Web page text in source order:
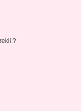
?